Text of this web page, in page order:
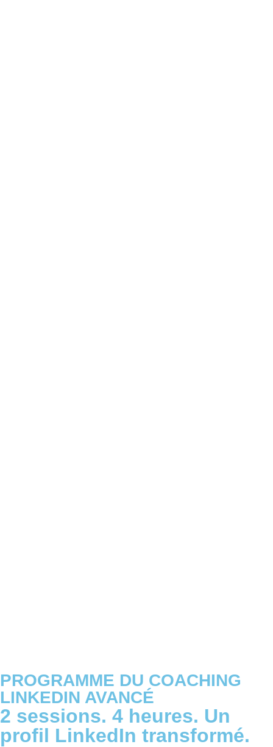
PROGRAMME DU COACHING
LINKEDIN AVANCÉ
2 sessions. 4 heures. Un
profil LinkedIn transformé.